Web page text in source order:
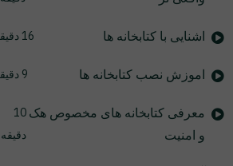
اشنایی با کتابخانه ها 16 دقیقه
اموزش نصب کتابخانه ها 9 دقیقه
معرفی کتابخانه های مخصوص هک
و امنیت
10
دقیقه